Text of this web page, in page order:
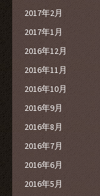
2017年2月
2017年1月
2016年12月
2016年11月
2016年10月
2016年9月
2016年8月
2016年7月
2016年6月
2016年5月